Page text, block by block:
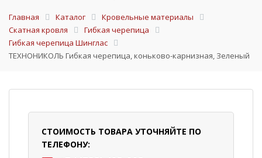
Главная Каталог
Кровельные материалы
Скатная кровля
Гибкая черепица
Гибкая черепица Шинглас
ТЕХНОНИКОЛЬ Гибкая черепица, коньково-карнизная, Зеленый
СТОИМОСТЬ ТОВАРА УТОЧНЯЙТЕ ПО
ТЕЛЕФОНУ: